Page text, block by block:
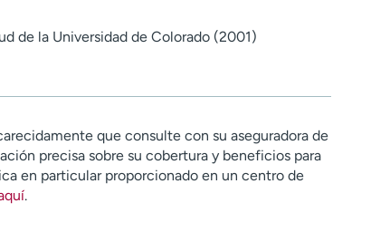
de la Universidad de Colorado (2001)
que consulte con su aseguradora de
precisa sobre su cobertura y beneficios para
en particular proporcionado en un centro de
.